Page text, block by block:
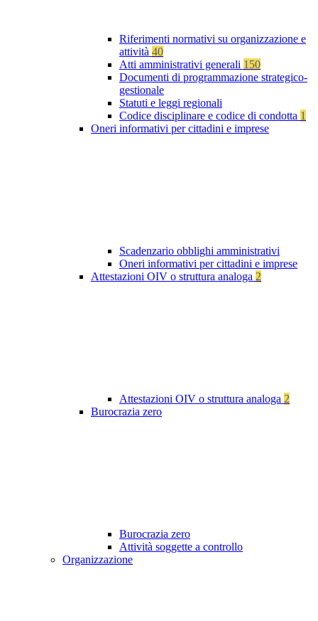
Riferimenti normativi su organizzazione e
attività 40
Atti amministrativi generali 150
Documenti di programmazione strategico-
gestionale
Statuti e leggi regionali
Codice disciplinare e codice di condotta 1
Oneri informativi per cittadini e imprese
Scadenzario obblighi amministrativi
Oneri informativi per cittadini e imprese
Attestazioni OIV o struttura analoga 2
Attestazioni OIV o struttura analoga 2
Burocrazia zero
Burocrazia zero
Attività soggette a controllo
Organizzazione